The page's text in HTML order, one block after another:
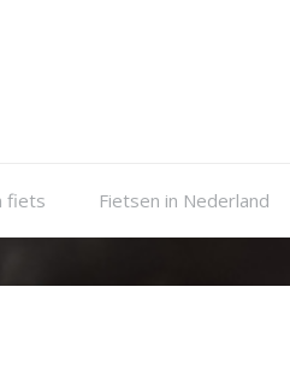
fiets Fietsen in Nederland